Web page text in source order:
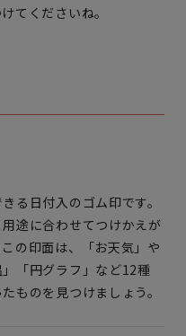
てくださいね。
る日付入のゴム印です。
途に合わせてつけかえが
の印面は、「お天気」や
「円グラフ」など12種
ものを見つけましょう。